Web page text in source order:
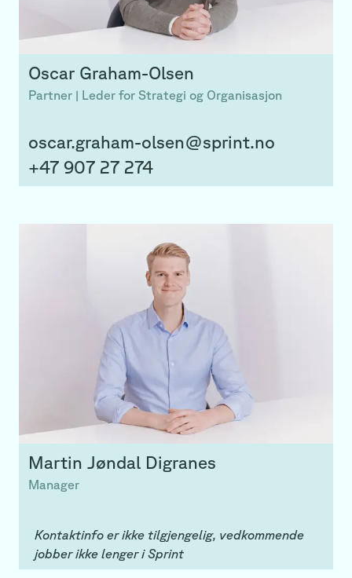
Oscar Graham-Olsen
Partner | Leder for Strategi og Organisasjon
oscar.graham-olsen@sprint.no
+47 907 27 274
Martin Jøndal Digranes
Manager
Kontaktinfo er ikke tilgjengelig, vedkommende
jobber ikke lenger i Sprint